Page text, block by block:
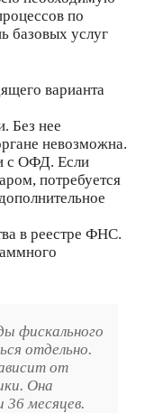
по
базовых услуг
варианта
Без нее
невозможна.
с ОФД. Если
потребуется
в реестре ФНС.
фискального
отдельно.
от
Она
36 месяцев.